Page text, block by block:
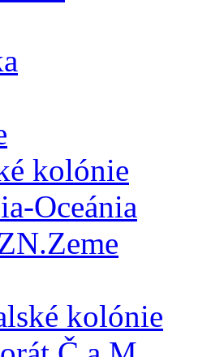
kolónie
Oceánia
kolónie